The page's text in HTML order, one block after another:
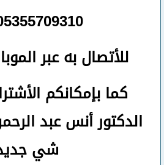
للأتصالبه عبر
كما بإمكانكم
الدكتور أنس عبد
شي